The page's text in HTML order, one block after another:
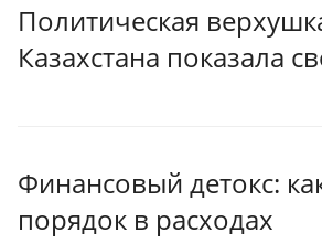
Политическая
Казахстана показала
Финансовый детокс:
порядок в расходах